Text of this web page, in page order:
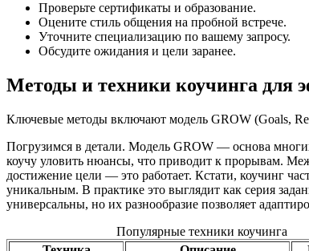
Проверьте сертификаты и образование.
Оцените стиль общения на пробной встрече.
Уточните специализацию по вашему запросу.
Обсудите ожидания и цели заранее.
Методы и техники коучинга для
Ключевые методы включают модель GROW (Goals,
Погрузимся в детали. Модель GROW — основа
коучу уловить нюансы, что приводит к прорывам.
достижение цели — это работает. Кстати, коучинг
уникальным. В практике это выглядит как серия
универсальны, но их разнообразие позволяет
Популярные техники коучинга